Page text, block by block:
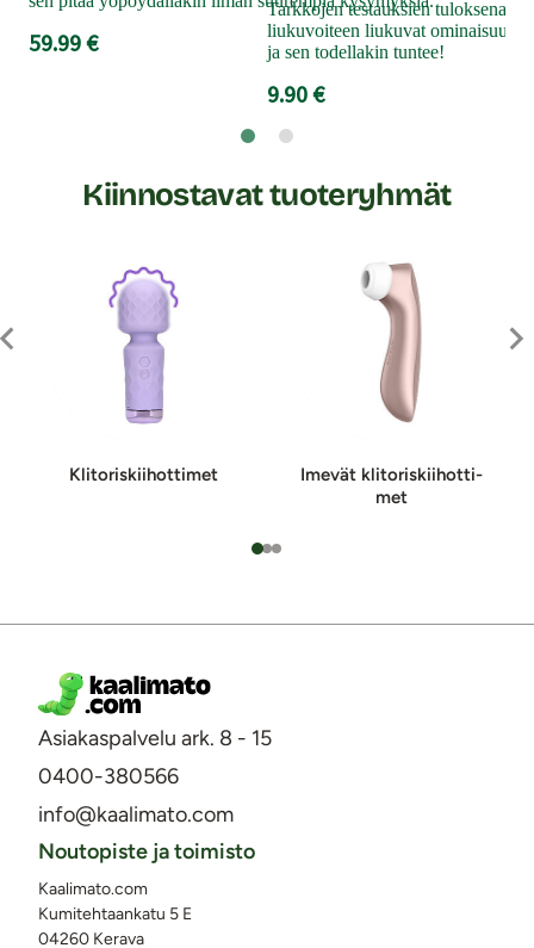
59.99 €
Tarkkojen testauksien tuloksena
liukuvoiteen liukuvat
ja sen todellakin tuntee!
9.90 €
Kiinnostavat tuoteryhmät
Kli­to­ris­kii­hot­ti­met
Imevät kli­to­ris­kii­hot­ti­
met
Asiakaspalvelu ark. 8 - 15
0400-380566
info@kaalimato.com
Noutopiste ja toimisto
Kaalimato.com
Kumitehtaankatu 5 E
04260 Kerava